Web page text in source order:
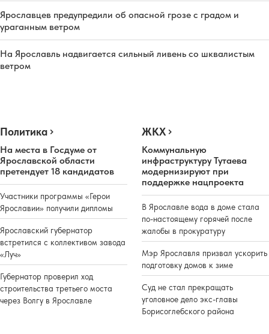
Ярославцев предупредили об опасной грозе с градом и
ураганным ветром
На Ярославль надвигается сильный ливень со шквалистым
ветром
Политика
На места в Госдуме от
Ярославской области
претендует 18 кандидатов
Участники программы «Герои
Ярославии» получили дипломы
Ярославский губернатор
встретился с коллективом завода
«Луч»
Губернатор проверил ход
строительства третьего моста
через Волгу в Ярославле
ЖКХ
Коммунальную
инфраструктуру Тутаева
модернизируют при
поддержке нацпроекта
В Ярославле вода в доме стала
по-настоящему горячей после
жалобы в прокуратуру
Мэр Ярославля призвал ускорить
подготовку домов к зиме
Суд не стал прекращать
уголовное дело экс-главы
Борисоглебского района